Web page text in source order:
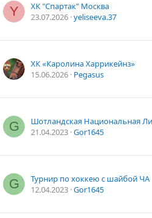
Y
ХК "Спартак" Москва
23.07.2026 yeliseeva.37
ХК «Каролина Харрикейнз»
15.06.2026 Pegasus
G
21.04.2023 Gor1645
G
Турнир по хоккею с шайбой ЧА
12.04.2023 Gor1645